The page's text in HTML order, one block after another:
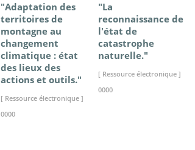
"Adaptation des
territoires de
montagne au
changement
climatique : état
des lieux des
actions et outils."
[ Ressource électronique ]
0000
"La
reconnaissance de
l'état de
catastrophe
naturelle."
[ Ressource électronique ]
0000